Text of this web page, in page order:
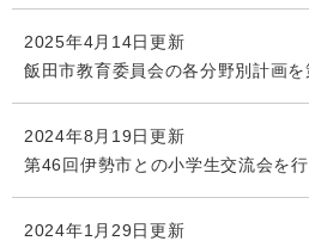
2025年4月14日更新
飯田市教育委員会の各分野別計画を
2024年8月19日更新
第46回伊勢市との小学生交流会を
2024年1月29日更新